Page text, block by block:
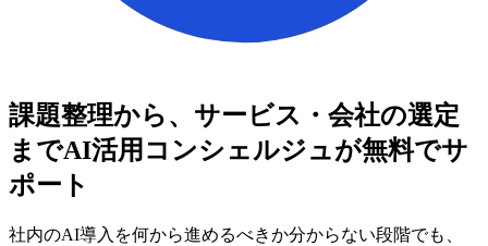
課題整理から、サービス・会社の選定
までAI活用コンシェルジュが無料でサ
ポート
社内のAI導入を何から進めるべきか分からない段階でも、